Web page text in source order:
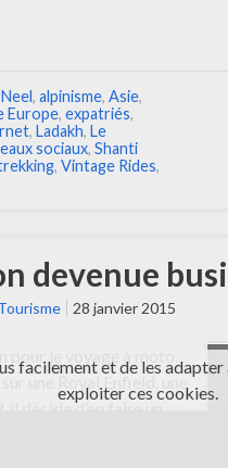
, alpinisme, Asie,
Europe, expatriés,
, Ladakh, Le
sociaux, Shanti
, Vintage Rides,
devenue
28 janvier 2015
une Royal Enfield, une
décide d’en faire un
facilement et de les
exploiter ces cookies.